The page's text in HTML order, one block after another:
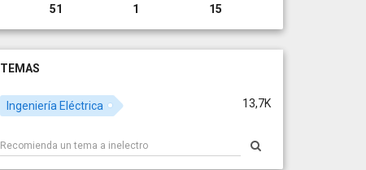
51 1 15
TEMAS
13,7K
Ingeniería Eléctrica